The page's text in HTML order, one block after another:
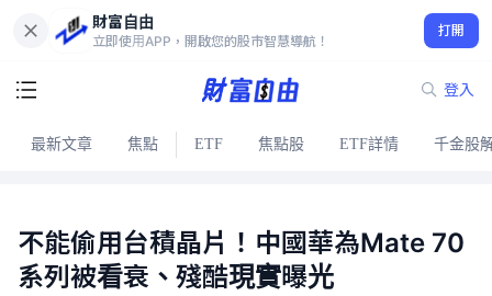
財富自由
立即使用APP，開啟您的股市智慧導航！
打開
登入
最新文章 焦點 ETF 焦點股 ETF詳情 千金股
不能偷用台積晶片！中國華為Mate 70
系列被看衰、殘酷現實曝光